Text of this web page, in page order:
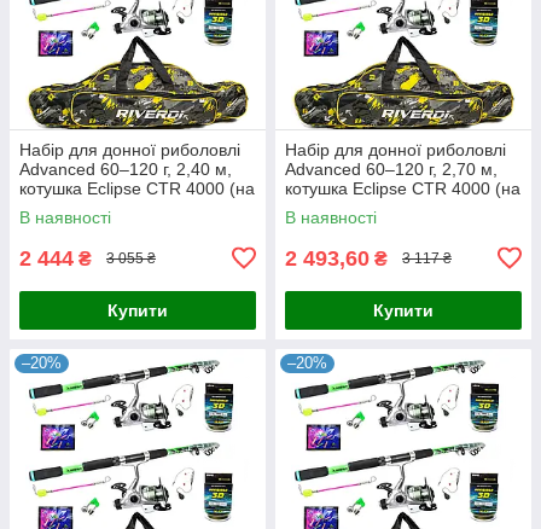
Набір для донної риболовлі
Advanced 60–120 г, 2,40 м,
котушка Eclipse CTR 4000 (на
2 вудилища)
В наявності
2 444 ₴ 3 055 ₴
Купити
Набір для донної риболовлі
Advanced 60–120 г, 2,70 м,
котушка Eclipse CTR 4000 (на
2 вудилища)
В наявності
2 493,60 ₴ 3 117 ₴
Купити
–20% –20%